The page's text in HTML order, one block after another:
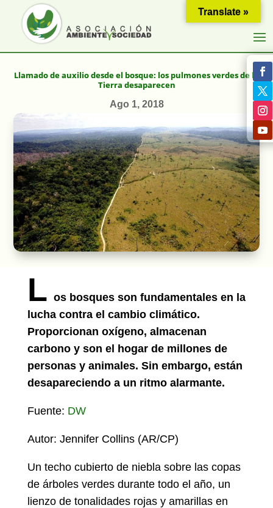
Llamado de auxilio desde el bosque: los pulmones verdes de la
Tierra desaparecen
Ago 1, 2018
L os bosques son fundamentales en la
lucha contra el cambio climático.
Proporcionan oxígeno, almacenan
carbono y son el hogar de millones de
personas y animales. Sin embargo, están
desapareciendo a un ritmo alarmante.
Fuente: DW
Autor: Jennifer Collins (AR/CP)
Un techo cubierto de niebla sobre las copas
de árboles verdes durante todo el año, un
lienzo de tonalidades rojas y amarillas en
Translate »